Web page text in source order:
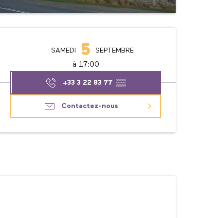
et
SAMEDI 5 SEPTEMBRE
à 17:00
+33 3 22 83 77 ▒▒
Contactez-nous